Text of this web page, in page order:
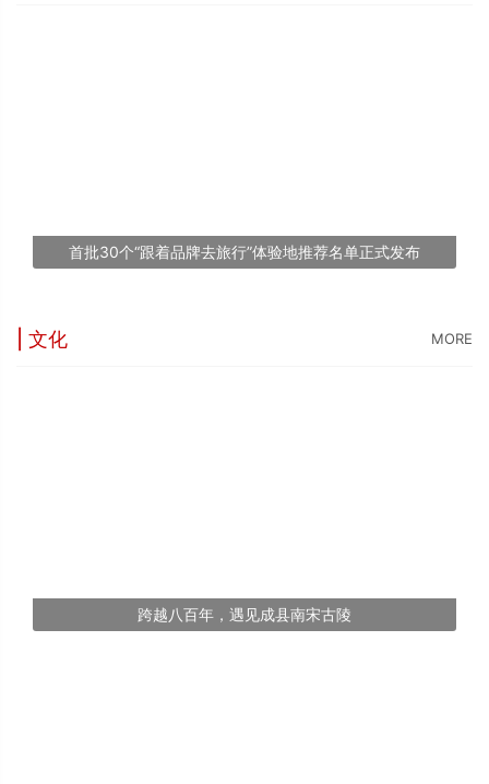
首批30个“跟着品牌去旅行”体验地推荐名单正式发布
| 文化 MORE
跨越八百年，遇见成县南宋古陵